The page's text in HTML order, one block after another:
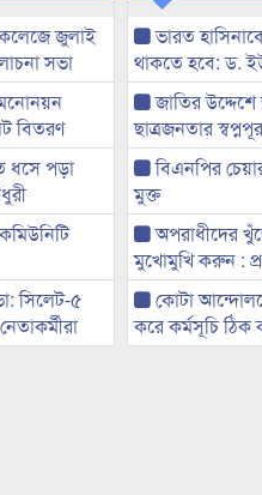
জুলাই
সভা
বিতরণ
ধসে পড়া
সিলেট-৫
ভারত
থাকতে হবে: ড.
জাতির
ছাত্রজনতার
বিএনপির
মুক্ত
অপরাধীদের
মুখোমুখি করুন :
কোটা
করে কর্মসূচি ঠিক